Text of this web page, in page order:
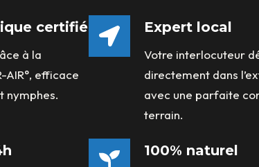
certifié
à la
AIR°, efficace
nymphes.
Expert local
Votre interlocuteur
directement dans
avec une parfaite
terrain.
100% naturel